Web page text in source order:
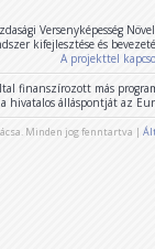
Versenyképesség
kifejlesztése és
A projekttel
finanszírozott más
hivatalos álláspontját az
Minden jog fenntartva |